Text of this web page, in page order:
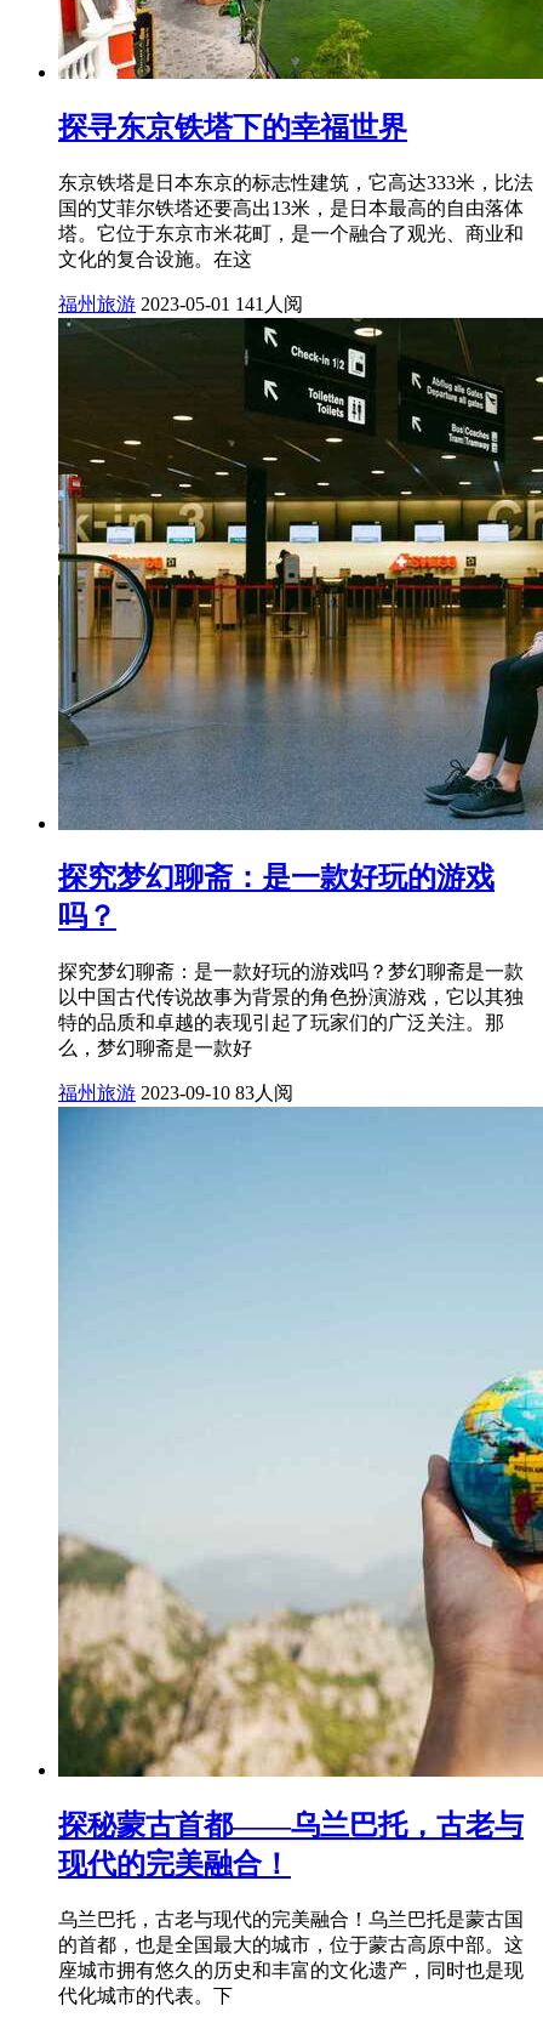
探寻东京铁塔下的幸福世界
东京铁塔是日本东京的标志性建筑，它高达333米，比法
国的艾菲尔铁塔还要高出13米，是日本最高的自由落体
塔。它位于东京市米花町，是一个融合了观光、商业和
文化的复合设施。在这
福州旅游 2023-05-01 141人阅
探究梦幻聊斋：是一款好玩的游戏
吗？
探究梦幻聊斋：是一款好玩的游戏吗？梦幻聊斋是一款
以中国古代传说故事为背景的角色扮演游戏，它以其独
特的品质和卓越的表现引起了玩家们的广泛关注。那
么，梦幻聊斋是一款好
福州旅游 2023-09-10 83人阅
探秘蒙古首都——乌兰巴托，古老与
现代的完美融合！
乌兰巴托，古老与现代的完美融合！乌兰巴托是蒙古国
的首都，也是全国最大的城市，位于蒙古高原中部。这
座城市拥有悠久的历史和丰富的文化遗产，同时也是现
代化城市的代表。下